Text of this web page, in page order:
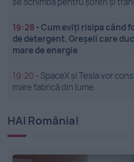
19:28 -Cum eviți risipa când
de detergent. Greșeli care
mare de energie
19:20 - SpaceX și Tesla vor
mare fabrică din lume
HAI România!